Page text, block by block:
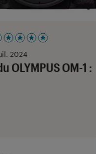
OLYMPUS OM-1 :
5 étoiles sur 5
2024